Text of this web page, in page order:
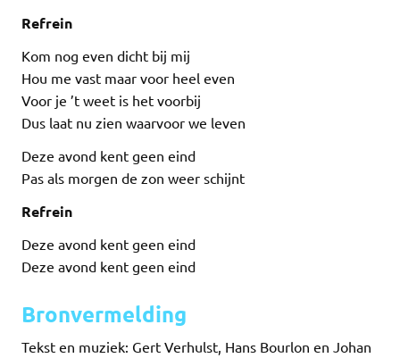
Refrein
Kom nog even dicht bij mij
Hou me vast maar voor heel even
Voor je ’t weet is het voorbij
Dus laat nu zien waarvoor we leven
Deze avond kent geen eind
Pas als morgen de zon weer schijnt
Refrein
Deze avond kent geen eind
Deze avond kent geen eind
Bronvermelding
Tekst en muziek: Gert Verhulst, Hans Bourlon en Johan